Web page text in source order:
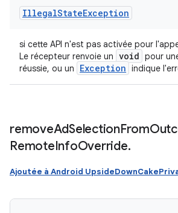
IllegalStateException
si cette API n'est pas activée pour
Le récepteur renvoie un void pour
réussie, ou un
Exception indique
removeAdSelectionFrom
RemoteInfoOverride.
Ajoutée à Android